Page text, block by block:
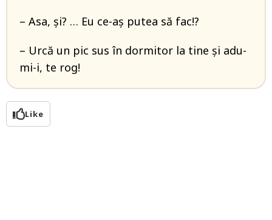
– Asa, şi? … Eu ce-aş putea să fac!?
– Urcă un pic sus în dormitor la tine şi adu-
mi-i, te rog!
Like